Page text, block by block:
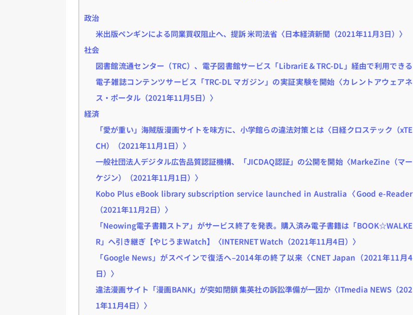
政治
米出版ペンギンによる同業買収阻止へ、提訴 米司法省〈日本経済新聞（2021年11月3日）〉
社会
図書館流通センター（TRC）、電子図書館サービス「LibrariE & TRC-DL」経由で利用できる
電子雑誌コンテンツサービス「TRC-DL マガジン」の実証実験を開始〈カレントアウェアネ
ス・ポータル（2021年11月5日）〉
経済
「愛が重い」海賊版漫画サイトを味方に、小学館らの違法対策とは〈日経クロステック（xTE
CH）（2021年11月1日）〉
一般社団法人デジタル広告品質認証機構、「JICDAQ認証」の公開を開始〈MarkeZine（マー
ケジン）（2021年11月1日）〉
Kobo Plus eBook library subscription service launched in Australia〈Good e-Reader
（2021年11月2日）〉
「Neowing電子書籍ストア」がサービス終了を発表。購入済み電子書籍は「BOOK☆WALKE
R」へ引き継ぎ【やじうまWatch】〈INTERNET Watch（2021年11月4日）〉
「Google News」がスペインで復活へ–2014年の終了以来〈CNET Japan（2021年11月4
日）〉
違法漫画サイト「漫画BANK」が突如閉鎖 集英社の訴訟準備が一因か〈ITmedia NEWS（202
1年11月4日）〉